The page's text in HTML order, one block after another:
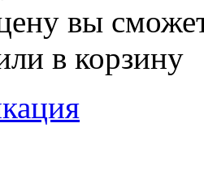
вы
в корзину